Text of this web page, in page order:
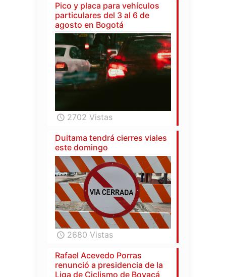
Pico y placa para vehículos
particulares del 3 al 6 de
agosto en Bogotá
2702 Vistas
Duitama tendrá cierres viales
este domingo
2680 Vistas
Rafael Acevedo Porras
renunció a presidencia de la
Liga de Ciclismo de Boyacá